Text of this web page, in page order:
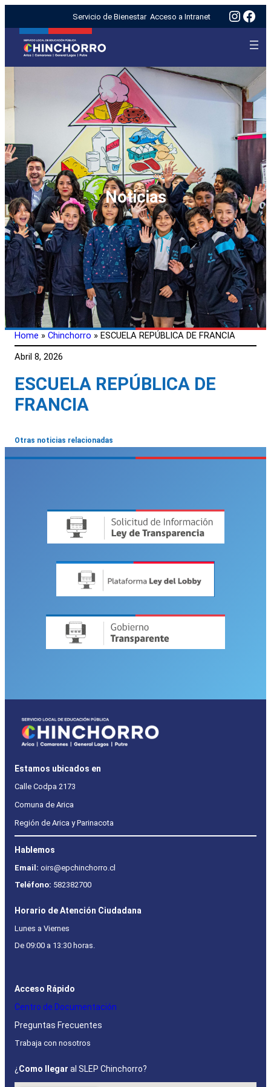
Servicio de Bienestar Acceso a Intranet
Noticias
Home » Chinchorro » ESCUELA REPÚBLICA DE FRANCIA
Abril 8, 2026
ESCUELA REPÚBLICA DE
FRANCIA
Otras noticias relacionadas
Estamos ubicados en
Calle Codpa 2173
Comuna de Arica
Región de Arica y Parinacota
Hablemos
Email: oirs@epchinchorro.cl
Teléfono: 582382700
Horario de Atención Ciudadana
Lunes a Viernes
De 09:00 a 13:30 horas.
Acceso Rápido
Centro de Documentación
Preguntas Frecuentes
Trabaja con nosotros
¿ Como llegar al SLEP Chinchorro?